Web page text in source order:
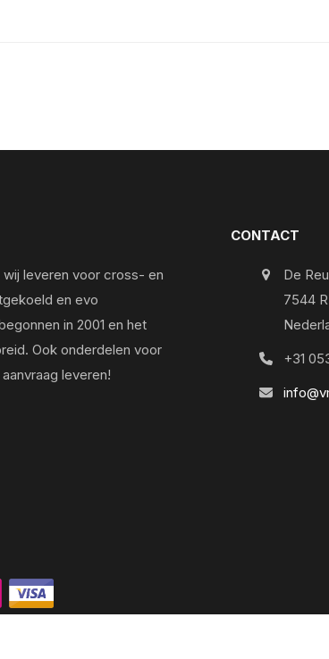
leveren voor cross- en
en evo
in 2001 en het
Ook onderdelen voor
leveren!
CONTACT
De
7544
+31